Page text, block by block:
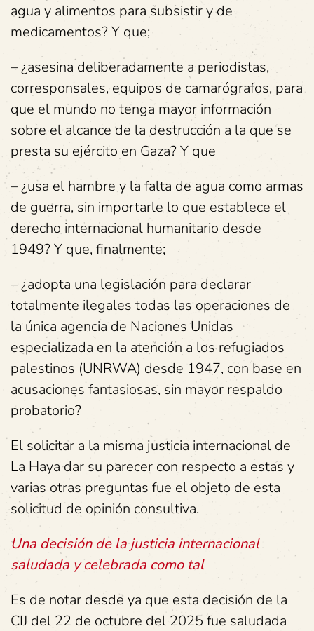
agua y alimentos para subsistir y de
medicamentos? Y que;
– ¿asesina deliberadamente a periodistas,
corresponsales, equipos de camarógrafos, para
que el mundo no tenga mayor información
sobre el alcance de la destrucción a la que se
presta su ejército en Gaza? Y que
– ¿usa el hambre y la falta de agua como armas
de guerra, sin importarle lo que establece el
derecho internacional humanitario desde
1949? Y que, finalmente;
– ¿adopta una legislación para declarar
totalmente ilegales todas las operaciones de
la única agencia de Naciones Unidas
especializada en la atención a los refugiados
palestinos (UNRWA) desde 1947, con base en
acusaciones fantasiosas, sin mayor respaldo
probatorio?
El solicitar a la misma justicia internacional de
La Haya dar su parecer con respecto a estas y
varias otras preguntas fue el objeto de esta
solicitud de opinión consultiva.
Una decisión de la justicia internacional
saludada y celebrada como tal
Es de notar desde ya que esta decisión de la
CIJ del 22 de octubre del 2025 fue saludada